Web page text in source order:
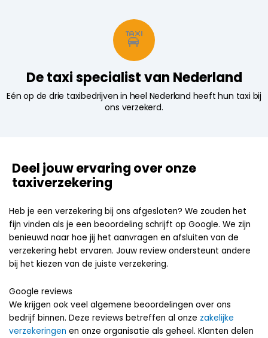
🚖
De taxi specialist van Nederland
Eén op de drie taxibedrijven in heel Nederland heeft hun taxi bij
ons verzekerd.
Deel jouw ervaring over onze
taxiverzekering
Heb je een verzekering bij ons afgesloten? We zouden het
fijn vinden als je een beoordeling schrijft op Google. We zijn
benieuwd naar hoe jij het aanvragen en afsluiten van de
verzekering hebt ervaren. Jouw review ondersteunt andere
bij het kiezen van de juiste verzekering.
Google reviews
We krijgen ook veel algemene beoordelingen over ons
bedrijf binnen. Deze reviews betreffen al onze zakelijke
verzekeringen en onze organisatie als geheel. Klanten delen